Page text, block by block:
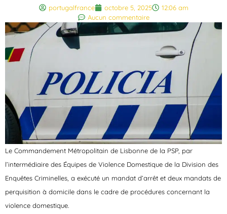
portugalfrance octobre 5, 2025
12:06 am
Aucun commentaire
Le Commandement Métropolitain de Lisbonne de la PSP, par
l’intermédiaire des Équipes de Violence Domestique de la Division des
Enquêtes Criminelles, a exécuté un mandat d’arrêt et deux mandats de
perquisition à domicile dans le cadre de procédures concernant la
violence domestique.